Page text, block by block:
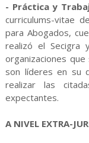
- Práctica y
curriculums-vitae
para Abogados,
realizó el Secigra
organizaciones
son líderes en su
realizar las
expectantes.
A NIVEL EXTRA-